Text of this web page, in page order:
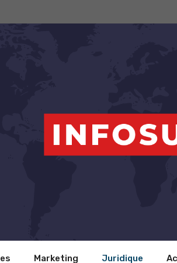
Marketing Juridique